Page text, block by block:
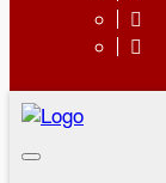
Toggle